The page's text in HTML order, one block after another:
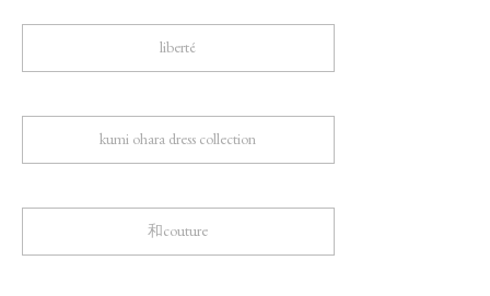
liberté
kumi ohara dress collection
和couture